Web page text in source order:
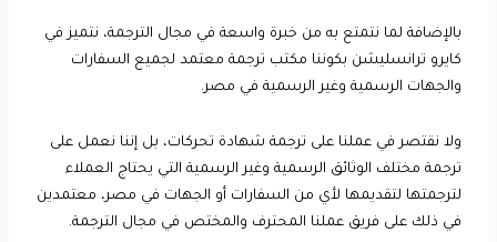
بالإضافة لما نتمتع به من خبرة واسعة في مجال الترجمة، نتميز في
كايرو ترانسليشن بكوننا مكتب ترجمة معتمد لجميع السفارات
والجهات الرسمية وغير الرسمية في مصر.
ولا نقتصر في عملنا على ترجمة شهادة تحركات، بل إننا نعمل على
ترجمة مختلف الوثائق الرسمية وغير الرسمية التي يحتاج العملاء
لترجمتها لتقديمها لأي من السفارات أو الجهات في مصر، معتمدين
في ذلك على فريق عملنا المحترف والمختص في مجال الترجمة.